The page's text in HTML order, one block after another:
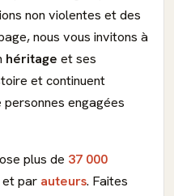
non violentes et des
nous vous invitons à
héritage et ses
et continuent
engagées
plus de 37 000
et par auteurs. Faites